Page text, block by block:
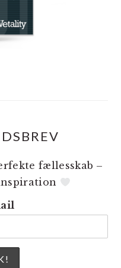
fællesskab –